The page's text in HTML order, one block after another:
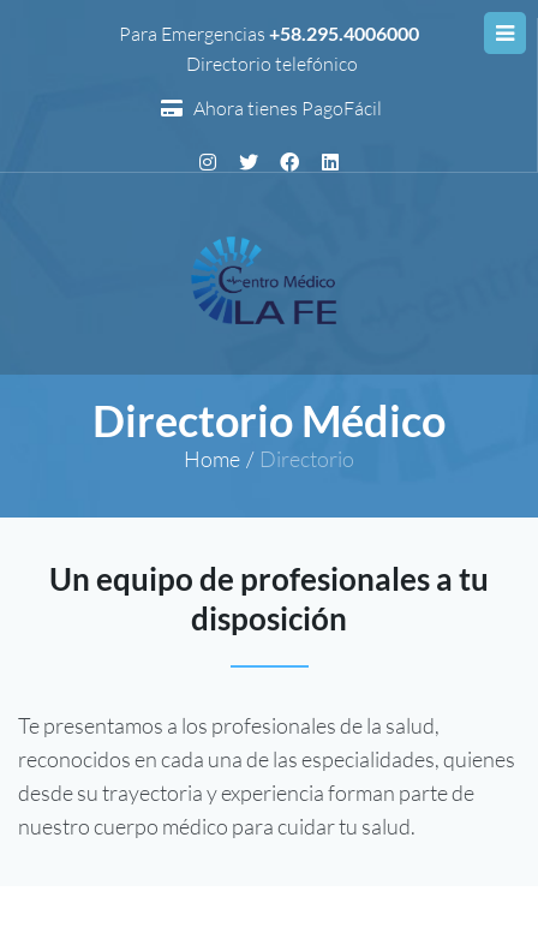
Para Emergencias +58.295.4006000
Directorio telefónico
Ahora tienes PagoFácil
Directorio Médico
Home / Directorio
Un equipo de profesionales a tu
disposición
Te presentamos a los profesionales de la salud,
reconocidos en cada una de las especialidades, quienes
desde su trayectoria y experiencia forman parte de
nuestro cuerpo médico para cuidar tu salud.